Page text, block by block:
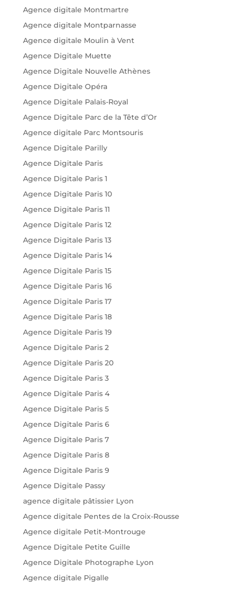
Agence digitale Montmartre
Agence digitale Montparnasse
Agence digitale Moulin à Vent
Agence Digitale Muette
Agence Digitale Nouvelle Athènes
Agence Digitale Opéra
Agence Digitale Palais-Royal
Agence Digitale Parc de la Tête d’Or
Agence digitale Parc Montsouris
Agence Digitale Parilly
Agence Digitale Paris
Agence Digitale Paris 1
Agence Digitale Paris 10
Agence Digitale Paris 11
Agence Digitale Paris 12
Agence Digitale Paris 13
Agence Digitale Paris 14
Agence Digitale Paris 15
Agence Digitale Paris 16
Agence Digitale Paris 17
Agence Digitale Paris 18
Agence Digitale Paris 19
Agence Digitale Paris 2
Agence Digitale Paris 20
Agence Digitale Paris 3
Agence Digitale Paris 4
Agence Digitale Paris 5
Agence Digitale Paris 6
Agence Digitale Paris 7
Agence Digitale Paris 8
Agence Digitale Paris 9
Agence Digitale Passy
agence digitale pâtissier Lyon
Agence digitale Pentes de la Croix-Rousse
Agence digitale Petit-Montrouge
Agence Digitale Petite Guille
Agence Digitale Photographe Lyon
Agence digitale Pigalle